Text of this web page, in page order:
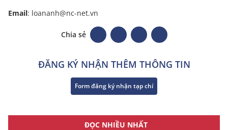
Email: loananh@nc-net.vn
Chia sẻ
ĐĂNG KÝ NHẬN THÊM THÔNG TIN
Form đăng ký nhận tạp chí
ĐỌC NHIỀU NHẤT